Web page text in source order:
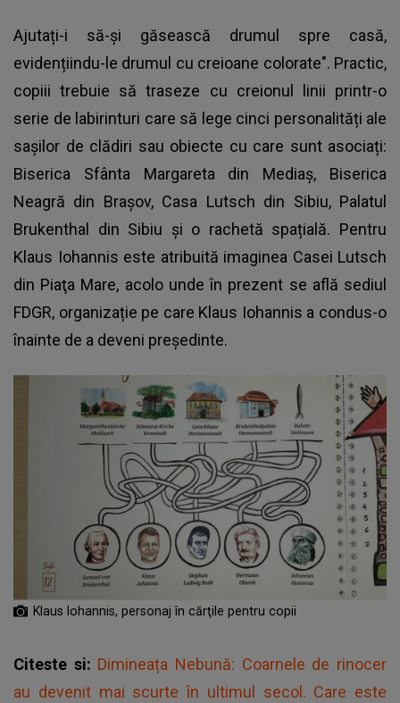
Ajutați-i să-și găsească drumul spre casă,
evidențiindu-le drumul cu creioane colorate". Practic,
copiii trebuie să traseze cu creionul linii printr-o
serie de labirinturi care să lege cinci personalități ale
sașilor de clădiri sau obiecte cu care sunt asociați:
Biserica Sfânta Margareta din Mediaș, Biserica
Neagră din Brașov, Casa Lutsch din Sibiu, Palatul
Brukenthal din Sibiu și o rachetă spațială. Pentru
Klaus Iohannis este atribuită imaginea Casei Lutsch
din Piaţa Mare, acolo unde în prezent se află sediul
FDGR, organizație pe care Klaus Iohannis a condus-o
înainte de a deveni președinte.
Klaus Iohannis, personaj în cărţile pentru copii
Citeste si: Dimineața Nebună: Coarnele de rinocer
au devenit mai scurte în ultimul secol. Care este